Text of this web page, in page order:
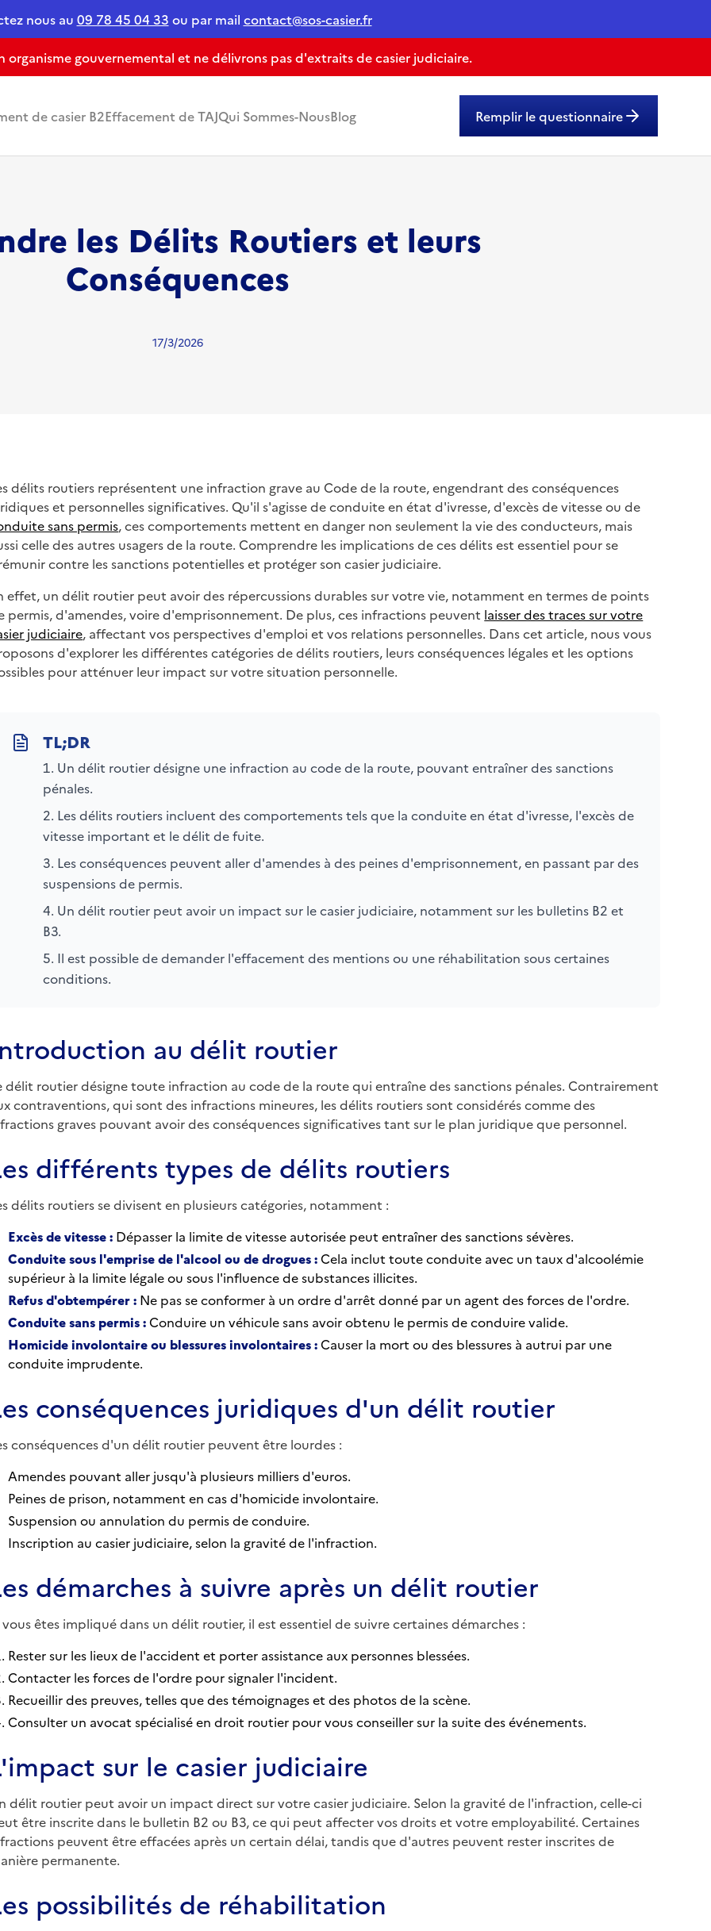
nous au 09 78 45 04 33 ou par mail contact@sos-casier.fr
organisme gouvernemental et ne délivrons pas d'extraits de casier judiciaire.
de casier B2Effacement de TAJQui Sommes-NousBlog Remplir le questionnaire
les Délits Routiers et leurs
Conséquences
17/3/2026
délits routiers représentent une infraction grave au Code de la route, engendrant des conséquences
et personnelles significatives. Qu'il s'agisse de conduite en état d'ivresse, d'excès de vitesse ou de
sans permis, ces comportements mettent en danger non seulement la vie des conducteurs, mais
celle des autres usagers de la route. Comprendre les implications de ces délits est essentiel pour se
contre les sanctions potentielles et protéger son casier judiciaire.
effet, un délit routier peut avoir des répercussions durables sur votre vie, notamment en termes de points
permis, d'amendes, voire d'emprisonnement. De plus, ces infractions peuvent laisser des traces sur votre
judiciaire, affectant vos perspectives d'emploi et vos relations personnelles. Dans cet article, nous vous
d'explorer les différentes catégories de délits routiers, leurs conséquences légales et les options
pour atténuer leur impact sur votre situation personnelle.
Un délit routier désigne une infraction au code de la route, pouvant entraîner des sanctions
pénales.
Les délits routiers incluent des comportements tels que la conduite en état d'ivresse, l'excès de
vitesse important et le délit de fuite.
Les conséquences peuvent aller d'amendes à des peines d'emprisonnement, en passant par des
suspensions de permis.
Un délit routier peut avoir un impact sur le casier judiciaire, notamment sur les bulletins B2 et
B3.
Il est possible de demander l'effacement des mentions ou une réhabilitation sous certaines
conditions.
au délit routier
délit routier désigne toute infraction au code de la route qui entraîne des sanctions pénales. Contrairement
contraventions, qui sont des infractions mineures, les délits routiers sont considérés comme des
graves pouvant avoir des conséquences significatives tant sur le plan juridique que personnel.
différents types de délits routiers
délits routiers se divisent en plusieurs catégories, notamment :
Excès de vitesse : Dépasser la limite de vitesse autorisée peut entraîner des sanctions sévères.
Conduite sous l'emprise de l'alcool ou de drogues :Cela inclut toute conduite avec un taux d'alcoolémie
supérieur à la limite légale ou sous l'influence de substances illicites.
Refus d'obtempérer : Ne pas se conformer à un ordre d'arrêt donné par un agent des forces de l'ordre.
Conduite sans permis :Conduire un véhicule sans avoir obtenu le permis de conduire valide.
Homicide involontaire ou blessures involontaires :Causer la mort ou des blessures à autrui par une
conduite imprudente.
conséquences juridiques d'un délit routier
conséquences d'un délit routier peuvent être lourdes :
Amendes pouvant aller jusqu'à plusieurs milliers d'euros.
Peines de prison, notamment en cas d'homicide involontaire.
Suspension ou annulation du permis de conduire.
Inscription au casier judiciaire, selon la gravité de l'infraction.
démarches à suivre après un délit routier
vous êtes impliqué dans un délit routier, il est essentiel de suivre certaines démarches :
Rester sur les lieux de l'accident et porter assistance aux personnes blessées.
Contacter les forces de l'ordre pour signaler l'incident.
Recueillir des preuves, telles que des témoignages et des photos de la scène.
Consulter un avocat spécialisé en droit routier pour vous conseiller sur la suite des événements.
sur le casier judiciaire
délit routier peut avoir un impact direct sur votre casier judiciaire. Selon la gravité de l'infraction, celle-ci
être inscrite dans le bulletin B2 ou B3, ce qui peut affecter vos droits et votre employabilité. Certaines
peuvent être effacées après un certain délai, tandis que d'autres peuvent rester inscrites de
permanente.
possibilités de réhabilitation